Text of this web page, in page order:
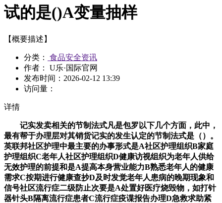
试的是()A变量抽样
【概要描述】
分类：
食品安全资讯
作者： U乐·国际官网
发布时间： 2026-02-12 13:39
访问量：
详情
记实发卖相关的节制法式凡是包罗以下几个方面，此中，
最有帮于办理层对其销货记实的发生认定的节制法式是（）。
英联邦社区护理中最主要的办事形式是A社区护理组织B家庭
护理组织C老年人社区护理组织D健康访视组织为老年人供给
无效护理的前提和是A提高本身营业能力B熟悉老年人的健康
需求C按期进行健康查抄D及时发觉老年人患病的晚期现象和
信号社区流行症二级防止次要是A处置好医疗烧毁物，如打针
器针头B隔离流行症患者C流行症疫谍报告办理D急救求助紧